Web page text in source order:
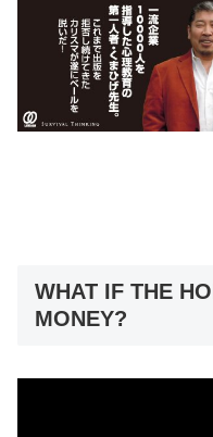
WHAT IF THE
MONEY?